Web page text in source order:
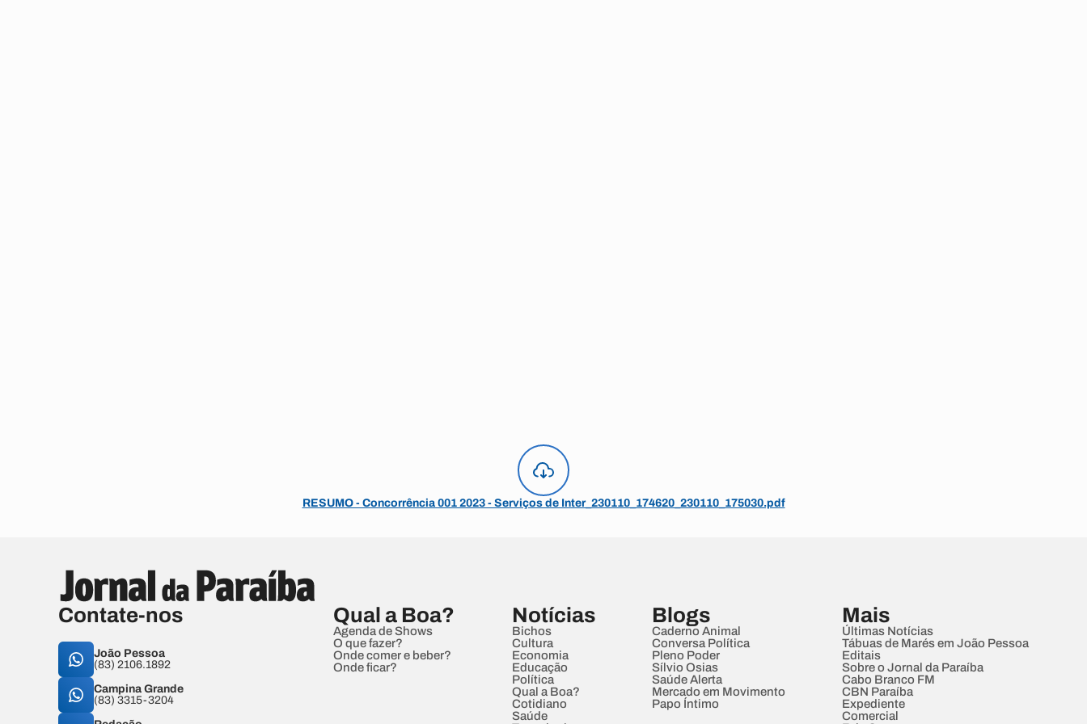
RESUMO - Concorrência 001 2023 - Serviços de Inter_230110_174620_230110_175030.pdf
Contate-nos
João Pessoa
(83) 2106.1892
Campina Grande
(83) 3315-3204
Qual a Boa?
Agenda de Shows
O que fazer?
Onde comer e beber?
Onde ficar?
Notícias
Bichos
Cultura
Economia
Educação
Política
Qual a Boa?
Cotidiano
Saúde
Blogs
Caderno Animal
Conversa Política
Pleno Poder
Sílvio Osias
Saúde Alerta
Mercado em Movimento
Papo Íntimo
Mais
Últimas Notícias
Tábuas de Marés em João Pessoa
Editais
Sobre o Jornal da Paraíba
Cabo Branco FM
CBN Paraíba
Expediente
Comercial